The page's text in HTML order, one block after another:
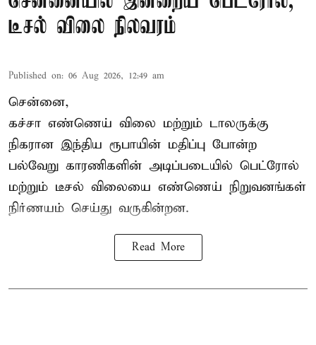
டீசல் விலை நிலவரம்
Published on: 06 Aug 2026, 12:49 am
சென்னை,
கச்சா எண்ணெய் விலை மற்றும் டாலருக்கு
நிகரான இந்திய ரூபாயின் மதிப்பு போன்ற
பல்வேறு காரணிகளின் அடிப்படையில் பெட்ரோல்
மற்றும் டீசல் விலையை எண்ணெய் நிறுவனங்கள்
நிர்ணயம் செய்து வருகின்றன.
Read More